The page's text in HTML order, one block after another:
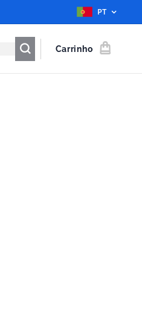
PT
Carrinho